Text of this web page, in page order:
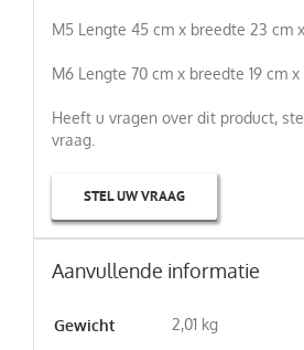
M5 Lengte 45 cm x breedte 23 cm
M6 Lengte 70 cm x breedte 19 cm
Heeft u vragen over dit product,
vraag.
STEL UW VRAAG
Aanvullende informatie
Gewicht
2,01 kg